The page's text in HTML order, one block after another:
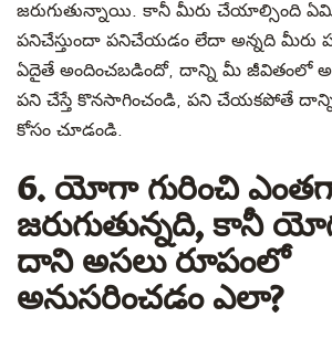
జరుగుతున్నాయి. కానీ మీరు చేయాల్సింది
పనిచేస్తుందా పనిచేయడం లేదా అన్నది మీరు
ఏదైతే అందించబడిందో, దాన్ని మీ జీవితంలో
పని చేస్తే కొనసాగించండి, పని చేయకపోతే
కోసం చూడండి.
6. యోగా గురించి
జరుగుతున్నది, కానీ
దాని అసలు రూపంలో
అనుసరించడం ఎలా?